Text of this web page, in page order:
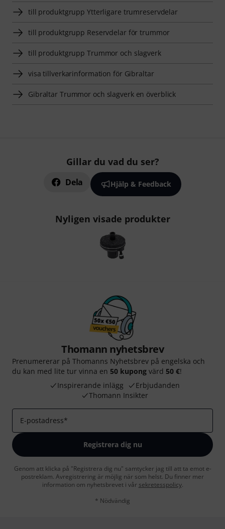
till produktgrupp Ytterligare trumreservdelar
till produktgrupp Reservdelar för trummor
till produktgrupp Trummor och slagverk
visa tillverkarinformation för Gibraltar
Gibraltar Trummor och slagverk en överblick
Gillar du vad du ser?
Dela Hjälp & Feedback
Nyligen visade produkter
Thomann nyhetsbrev
Prenumererar på Thomanns Nyhetsbrev på engelska och
du kan med lite tur vinna en 50 kupong värd 50 €!
Inspirerande inlägg
Erbjudanden
Thomann Insikter
E-postadress*
Registrera dig nu
Genom att klicka på "Registrera dig nu" samtycker jag till att ta emot e-
postreklam. Avregistrering är möjlig när som helst. Du finner mer
information om nyhetsbrevet i vår sekretesspolicy.
* Nödvändig